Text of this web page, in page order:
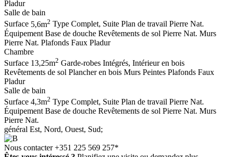
Pladur
Salle de bain
Surface 5,6m2 Type Complet, Suite Plan de travail Pierre Nat.
Équipement Base de douche Revêtements de sol Pierre Nat. Murs
Pierre Nat. Plafonds Faux Pladur
Chambre
Surface 13,25m2 Garde-robes Intégrés, Intérieur en bois
Revêtements de sol Plancher en bois Murs Peintes Plafonds Faux
Pladur
Salle de bain
Surface 4,3m2 Type Complet, Suite Plan de travail Pierre Nat.
Équipement Base de douche Revêtements de sol Pierre Nat. Murs
Pierre Nat.
général Est, Nord, Ouest, Sud;
Nous contacter +351 225 569 257*